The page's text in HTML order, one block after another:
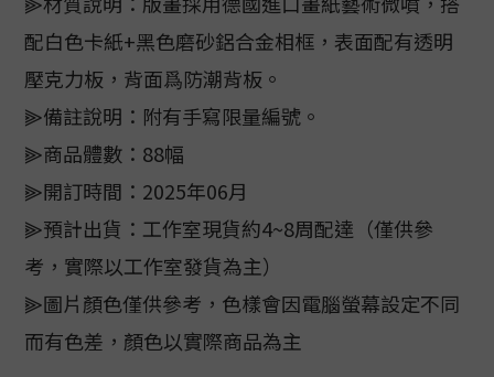
配白色卡紙+黑色磨砂鋁合金相框，表面配有透明
壓克力板，背面爲防潮背板。
⫸備註說明：附有手寫限量編號。
⫸商品體數：88幅
⫸開訂時間：2025年06月
⫸預計出貨：工作室現貨約4~8周配達（僅供參
考，實際以工作室發貨為主）
⫸圖片顏色僅供參考，色樣會因電腦螢幕設定不同
而有色差，顏色以實際商品為主